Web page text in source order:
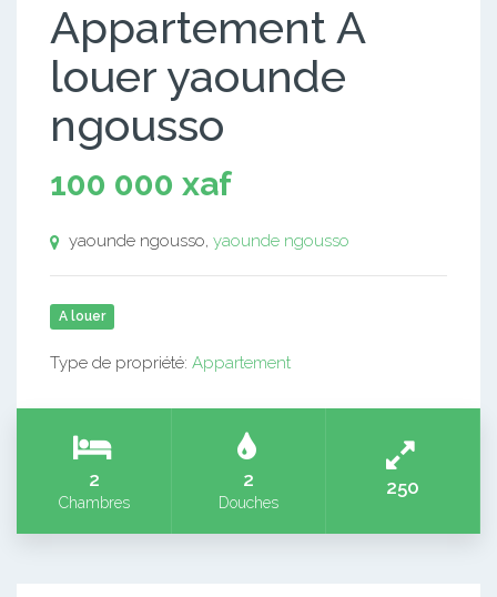
Appartement A
louer yaounde
ngousso
100 000 xaf
yaounde ngousso, yaounde ngousso
A louer
Type de propriété: Appartement
2
Chambres
2
Douches
250